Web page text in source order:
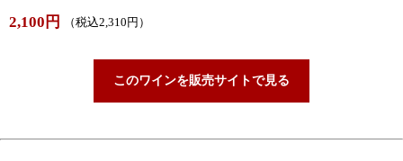
2,100円 （税込2,310円）
このワインを販売サイトで見る